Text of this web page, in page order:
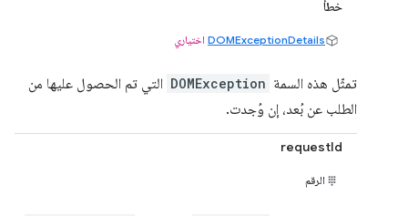
خطأ
DOMExceptionDetails اختياري
تمثّل هذه السمة DOMException التي تم الحصول عليها من
الطلب عن بُعد، إن وُجدت.
requestId
الرقم